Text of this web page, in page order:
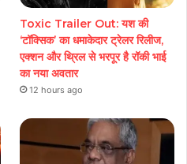
Toxic Trailer Out: यश की
‘टॉक्सिक’ का धमाकेदार ट्रेलर रिलीज,
एक्शन और थ्रिल से भरपूर है रॉकी भाई
का नया अवतार
12 hours ago